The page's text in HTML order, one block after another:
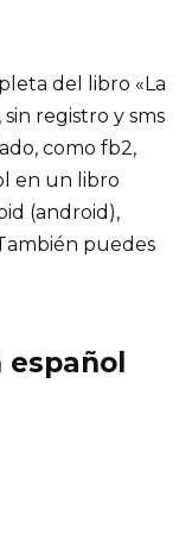
del libro «La
registro y sms
como fb2,
en un libro
(android),
puedes
español